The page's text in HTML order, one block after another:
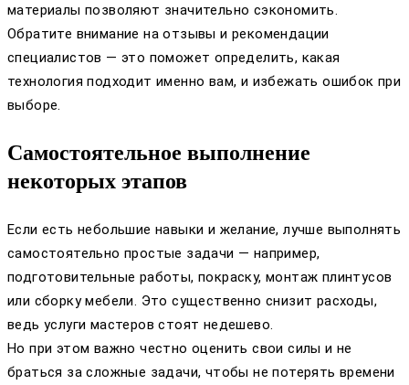
материалы позволяют значительно сэкономить.
Обратите внимание на отзывы и рекомендации
специалистов — это поможет определить, какая
технология подходит именно вам, и избежать ошибок при
выборе.
Самостоятельное выполнение
некоторых этапов
Если есть небольшие навыки и желание, лучше выполнять
самостоятельно простые задачи — например,
подготовительные работы, покраску, монтаж плинтусов
или сборку мебели. Это существенно снизит расходы,
ведь услуги мастеров стоят недешево.
Но при этом важно честно оценить свои силы и не
браться за сложные задачи, чтобы не потерять времени